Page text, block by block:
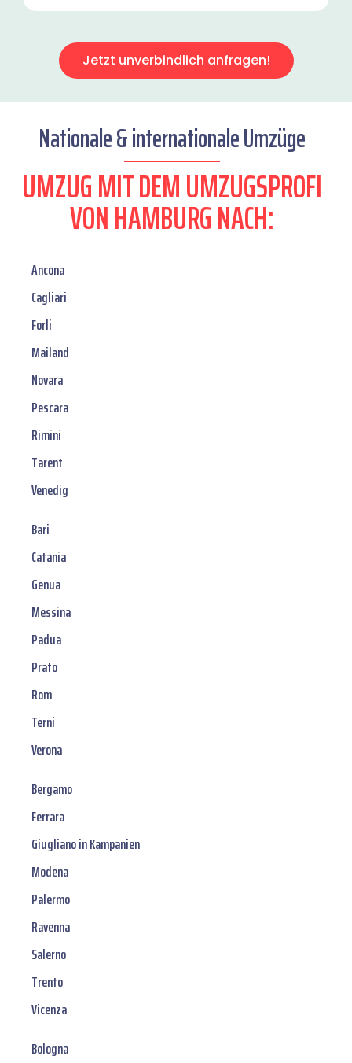
Jetzt unverbindlich anfragen!
Nationale & internationale Umzüge
UMZUG MIT DEM UMZUGSPROFI
VON HAMBURG NACH:
Ancona
Cagliari
Forli
Mailand
Novara
Pescara
Rimini
Tarent
Venedig
Bari
Catania
Genua
Messina
Padua
Prato
Rom
Terni
Verona
Bergamo
Ferrara
Giugliano in Kampanien
Modena
Palermo
Ravenna
Salerno
Trento
Vicenza
Bologna